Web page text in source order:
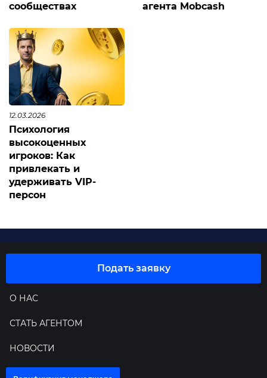
сообществах
агента Mobcash
12.03.2026
Психология
высокоценных
игроков: Как
привлекать и
удерживать VIP-
персон
О НАС
СТАТЬ АГЕНТОМ
НОВОСТИ
Подать заявку